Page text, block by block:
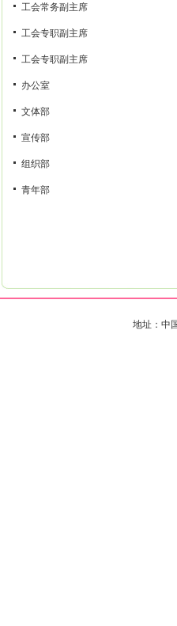
工会常务副主席
工会专职副主席
工会专职副主席
办公室
文体部
宣传部
组织部
青年部
地址：中